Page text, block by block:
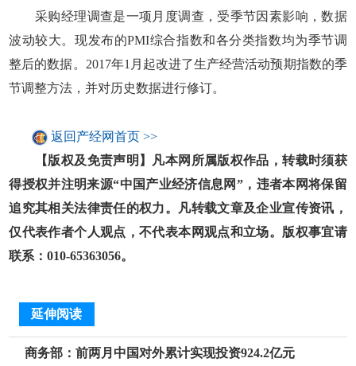
采购经理调查是一项月度调查，受季节因素影响，数据
波动较大。现发布的PMI综合指数和各分类指数均为季节调
整后的数据。2017年1月起改进了生产经营活动预期指数的季
节调整方法，并对历史数据进行修订。
返回产经网首页 >>
【版权及免责声明】凡本网所属版权作品，转载时须获
得授权并注明来源“中国产业经济信息网”，违者本网将保留
追究其相关法律责任的权力。凡转载文章及企业宣传资讯，
仅代表作者个人观点，不代表本网观点和立场。版权事宜请
联系：010-65363056。
延伸阅读
商务部：前两月中国对外累计实现投资924.2亿元